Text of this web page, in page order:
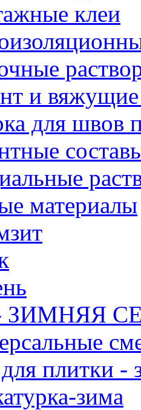
клеи
и
для швов
материалы
ЗИМНЯЯ
плитки -
зима